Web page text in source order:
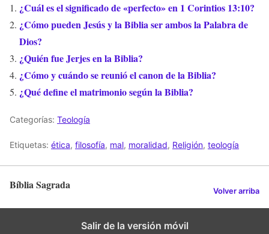
¿Cuál es el significado de «perfecto» en 1 Corintios 13:10?
¿Cómo pueden Jesús y la Biblia ser ambos la Palabra de
Dios?
¿Quién fue Jerjes en la Biblia?
¿Cómo y cuándo se reunió el canon de la Biblia?
¿Qué define el matrimonio según la Biblia?
Categorías: Teología
Etiquetas: ética, filosofía, mal, moralidad, Religión, teología
Bíblia Sagrada Volver arriba
Salir de la versión móvil